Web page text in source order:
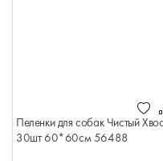
Пеленки для собак Чистый
30шт 60*60см 56488